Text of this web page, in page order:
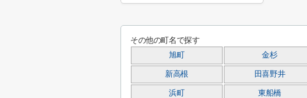
その他の町名で探す
旭町 金杉
新高根 田喜野井
浜町 東船橋